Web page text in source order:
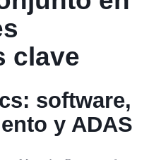
clave
software,
y ADAS